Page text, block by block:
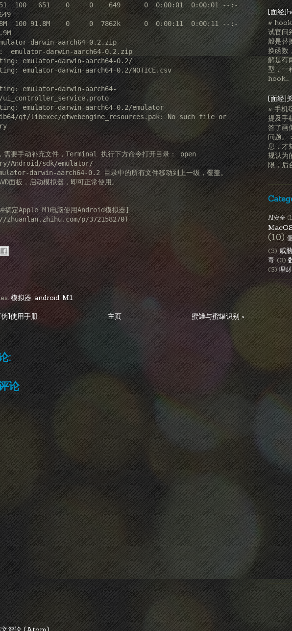
100   651    0     0    649      0  0:00:01  0:00:01 --:-
100 91.8M    0     0  7862k      0  0:00:11  0:00:11 --:-
darwin-aarch64-0.2.zip
emulator-darwin-aarch64-0.2.zip
qt/libexec/qtwebengine_resources.pak: No such file or
需要手动补充文件，Terminal 执行下方命令打开目录： open
Android/sdk/emulator/
darwin-aarch64-0.2 目录中的所有文件移动到上一级，覆盖。
面板，启动模拟器，即可正常使用。
定Apple M1电脑使用Android模拟器]
模拟器,android,M1
]使用手册 蜜罐与蜜罐识别 >
主页
:
论
[面经
# hook
试官问
般是替
换函数
解是有
型，一
hook...
[面经]
# 手机
提及手
答了画
问题。
息，才
规认为
限，后
AI安全
(10)
(3) 威
毒 (3)
(3) 理财